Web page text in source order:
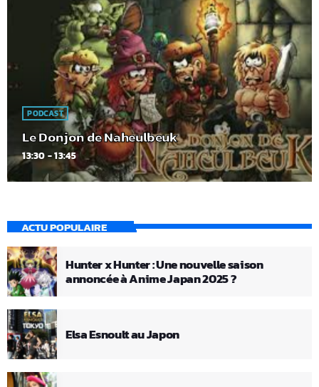
PODCAST
Le Donjon de Naheulbeuk
13:30 - 13:45
ACTU POPULAIRE
Hunter x Hunter : Une nouvelle saison
annoncée à Anime Japan 2025 ?
Elsa Esnoult au Japon